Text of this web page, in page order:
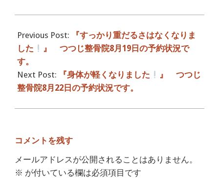
08-
21
Previous Post:
『すっかり重だるさはなくなりま
した
』 つつじ整骨院8月19日の予約状況で
す。
Next Post:
『身体が軽くなりました
』 つつじ
整骨院8月22日の予約状況です。
コメントを残す
メールアドレスが公開されることはありません。
※ が付いている欄は必須項目です